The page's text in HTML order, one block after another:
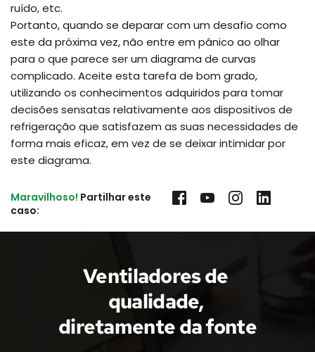
ruído, etc.
Portanto, quando se deparar com um desafio como
este da próxima vez, não entre em pânico ao olhar
para o que parece ser um diagrama de curvas
complicado. Aceite esta tarefa de bom grado,
utilizando os conhecimentos adquiridos para tomar
decisões sensatas relativamente aos dispositivos de
refrigeração que satisfazem as suas necessidades de
forma mais eficaz, em vez de se deixar intimidar por
este diagrama.
Maravilhoso! Partilhar este
caso:
Ventiladores de
qualidade,
diretamente da fonte